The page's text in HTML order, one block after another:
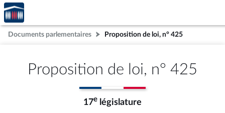
Aller au contenu
Aller en bas de la page
Accèder
à la
page
d'accueil
Documents parlementaires Proposition de loi, n° 425
Proposition de loi, n° 425
17e législature